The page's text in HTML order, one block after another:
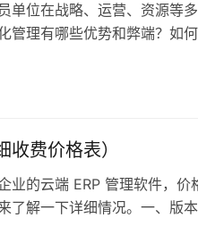
单位在战略、运营、资源等
管理有哪些优势和弊端？如何
费价格表）
业的云端 ERP 管理软件，价
了解一下详细情况。一、版本